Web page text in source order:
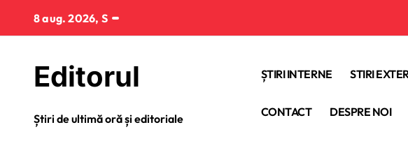
conținut
8 aug. 2026, S
Editorul
Știri de ultimă oră și editoriale
ȘTIRI INTERNE STIRI
CONTACT DESPRE NOI